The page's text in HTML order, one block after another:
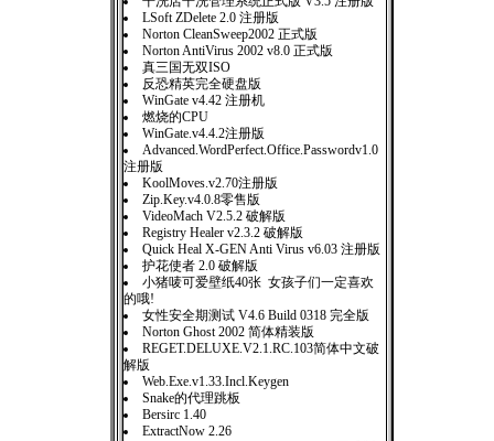
LSoft ZDelete 2.0 注册版
Norton CleanSweep2002 正式版
Norton AntiVirus 2002 v8.0 正式版
真三国无双ISO
反恐精英完全硬盘版
WinGate v4.42 注册机
燃烧的CPU
WinGate.v4.4.2注册版
Advanced.WordPerfect.Office.Passwordv1.0
注册版
KoolMoves.v2.70注册版
Zip.Key.v4.0.8零售版
VideoMach V2.5.2 破解版
Registry Healer v2.3.2 破解版
Quick Heal X-GEN Anti Virus v6.03 注册版
护花使者 2.0 破解版
小猪唛可爱壁纸40张 女孩子们一定喜欢
的哦!
女性安全期测试 V4.6 Build 0318 完全版
Norton Ghost 2002 简体精装版
REGET.DELUXE.V2.1.RC.103简体中文破
解版
Web.Exe.v1.33.Incl.Keygen
Snake的代理跳板
Bersirc 1.40
ExtractNow 2.26